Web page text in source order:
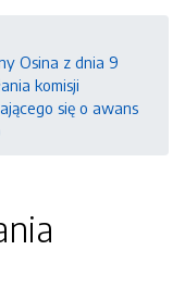
Osina z dnia 9
komisji
się o awans